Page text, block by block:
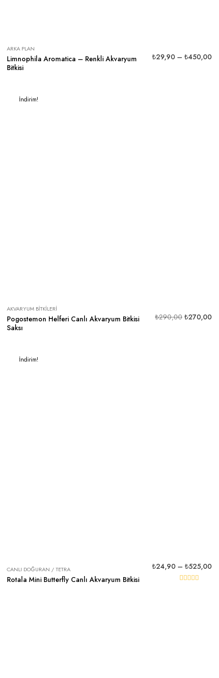
Limnophila Aromatica – Renkli Akvaryum
Bitkisi
ARKA PLAN
₺29,90 – ₺450,00
İndirim!
Pogostemon Helferi Canlı Akvaryum Bitkisi
Saksı
AKVARYUM BITKILERI
₺290,00 ₺270,00
İndirim!
Rotala Mini Butterfly Canlı Akvaryum Bitkisi
CANLI DOĞURAN / TETRA ₺24,90 – ₺525,00